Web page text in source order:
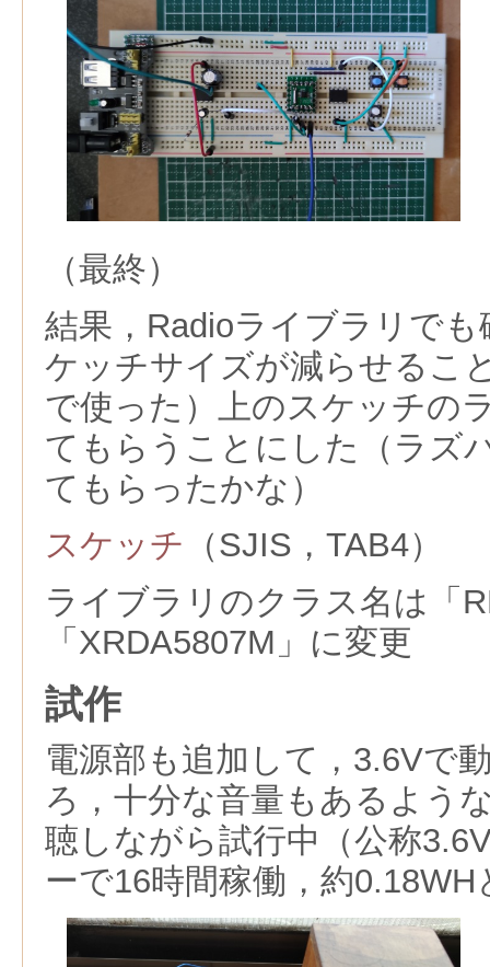
（最終）
結果，Radioライブラリで
ケッチサイズが減らせるこ
で使った）上のスケッチの
てもらうことにした（ラズ
てもらったかな）
スケッチ （SJIS，TAB4）
ライブラリのクラス名は「
「XRDA5807M」に変更
試作
電源部も追加して，3.6Vで
ろ，十分な音量もあるよう
聴しながら試行中（公称
ーで16時間稼働，約0.18WH